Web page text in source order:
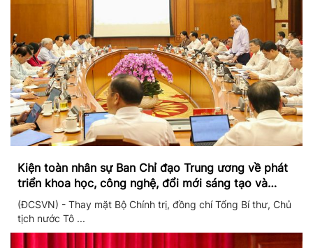
Kiện toàn nhân sự Ban Chỉ đạo Trung ương về phát
triển khoa học, công nghệ, đổi mới sáng tạo và
chuyển đổi số
(ĐCSVN) - Thay mặt Bộ Chính trị, đồng chí Tổng Bí thư, Chủ
tịch nước Tô ...